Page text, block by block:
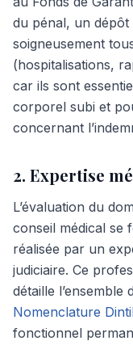
du pénal, un dépôt
soigneusement
(hospitalisations,
car ils sont
corporel subi et
concernant
2. Expertise
L’évaluation du
conseil médical se
réalisée par un
judiciaire. Ce
détaille l’ensemble
Nomenclature
fonctionnel